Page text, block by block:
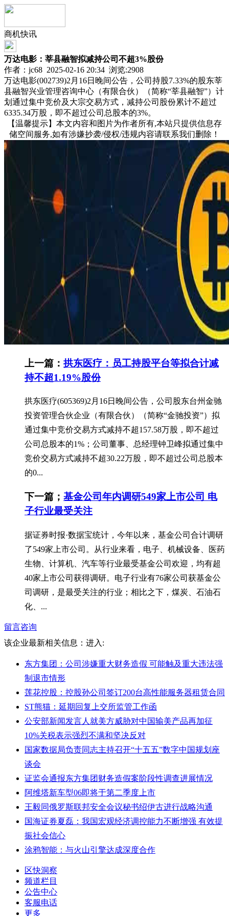
商机快讯
万达电影：莘县融智拟减持公司不超3%股份
作者：jc68 2025-02-16 20:34 浏览:2908
万达电影(002739)2月16日晚间公告，公司持股7.33%的股东莘
县融智兴业管理咨询中心（有限合伙）（简称“莘县融智”）计
划通过集中竞价及大宗交易方式，减持公司股份累计不超过
6335.34万股，即不超过公司总股本的3%。
【温馨提示】本文内容和图片为作者所有,本站只提供信息存
储空间服务,如有涉嫌抄袭/侵权/违规内容请联系我们删除！
上一篇： 拱东医疗：员工持股平台等拟合计减
持不超1.19%股份
拱东医疗(605369)2月16日晚间公告，公司股东台州金驰
投资管理合伙企业（有限合伙）（简称“金驰投资”）拟
通过集中竞价交易方式减持不超157.58万股，即不超过
公司总股本的1%；公司董事、总经理钟卫峰拟通过集中
竞价交易方式减持不超30.22万股，即不超过公司总股本
的0...
下一篇； 基金公司年内调研549家上市公司 电
子行业最受关注
据证券时报·数据宝统计，今年以来，基金公司合计调研
了549家上市公司。从行业来看，电子、机械设备、医药
生物、计算机、汽车等行业最受基金公司欢迎，均有超
40家上市公司获得调研。电子行业有76家公司获基金公
司调研，是最受关注的行业；相比之下，煤炭、石油石
化、...
留言咨询
该企业最新相关信息： 进入:
东方集团：公司涉嫌重大财务造假 可能触及重大违法强
制退市情形
莲花控股：控股孙公司签订200台高性能服务器租赁合同
ST熊猫：延期回复上交所监管工作函
公安部新闻发言人就美方威胁对中国输美产品再加征
10%关税表示强烈不满和坚决反对
国家数据局负责同志主持召开“十五五”数字中国规划座
谈会
证监会通报东方集团财务造假案阶段性调查进展情况
阿维塔新车型06即将于第二季度上市
王毅同俄罗斯联邦安全会议秘书绍伊古进行战略沟通
国海证券夏磊：我国宏观经济调控能力不断增强 有效提
振社会信心
涂鸦智能：与火山引擎达成深度合作
区快洞察
频道栏目
公告中心
客服电话
更多